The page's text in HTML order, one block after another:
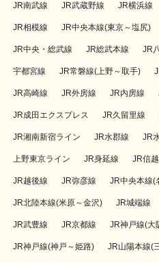
JR南武線 JR武蔵野線 JR横浜線
JR相模線 JR中央本線(東京～塩尻)
JR中央・総武線 JR総武本線 JR
宇都宮線 JR常磐線(上野～取手)
JR高崎線 JR外房線 JR内房線
JR成田エクスプレス JR久留里線
JR湘南新宿ライン JR水郡線 JR
上野東京ライン JR身延線 JR信
JR越後線 JR弥彦線 JR中央本線(
JR北陸本線(米原～金沢) JR城端線
JR武豊線 JR京都線 JR神戸線(大
JR神戸線(神戸～姫路) JR山陽本線(